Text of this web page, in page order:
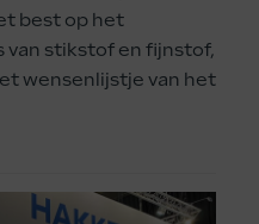
best op het
van stikstof en fijnstof,
wensenlijstje van het